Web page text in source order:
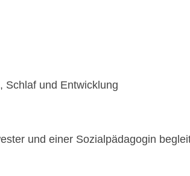
Schlaf und Entwicklung
und einer Sozialpädagogin